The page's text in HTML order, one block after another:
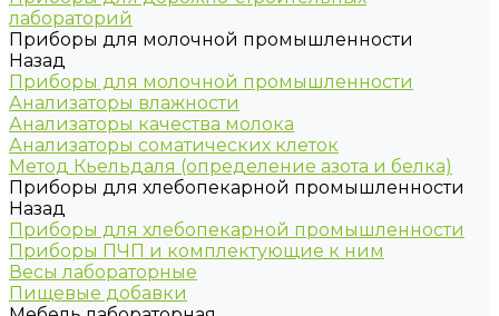
лабораторий
Приборы для молочной промышленности
Назад
Приборы для молочной промышленности
Анализаторы влажности
Анализаторы качества молока
Анализаторы соматических клеток
Метод Кьельдаля (определение азота и белка)
Приборы для хлебопекарной промышленности
Назад
Приборы для хлебопекарной промышленности
Приборы ПЧП и комплектующие к ним
Весы лабораторные
Пищевые добавки